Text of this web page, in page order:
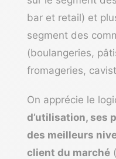
bar et retail) et
segment des
(boulangeries,
fromageries,
On apprécie le
d’utilisation, ses
des meilleurs
client du marché